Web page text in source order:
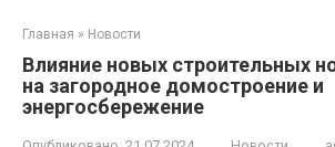
Главная » Новости
Влияние новых строительных
на загородное домостроение и
энергосбережение